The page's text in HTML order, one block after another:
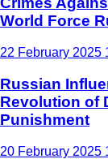
World Force
22 February 2025
Russian
Revolution of
Punishment
20 February 2025